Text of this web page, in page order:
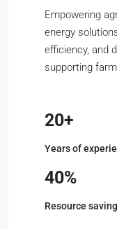
Empowering
energy
efficiency, and
supporting
20+
Years of
40%
Resource